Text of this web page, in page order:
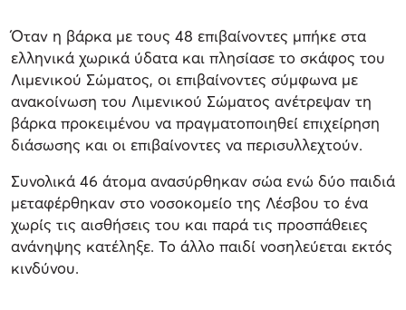
Όταν η βάρκα με τους 48 επιβαίνοντες μπήκε στα
ελληνικά χωρικά ύδατα και πλησίασε το σκάφος του
Λιμενικού Σώματος, οι επιβαίνοντες σύμφωνα με
ανακοίνωση του Λιμενικού Σώματος ανέτρεψαν τη
βάρκα προκειμένου να πραγματοποιηθεί επιχείρηση
διάσωσης και οι επιβαίνοντες να περισυλλεχτούν.
Συνολικά 46 άτομα ανασύρθηκαν σώα ενώ δύο παιδιά
μεταφέρθηκαν στο νοσοκομείο της Λέσβου το ένα
χωρίς τις αισθήσεις του και παρά τις προσπάθειες
ανάνηψης κατέληξε. Το άλλο παιδί νοσηλεύεται εκτός
κινδύνου.